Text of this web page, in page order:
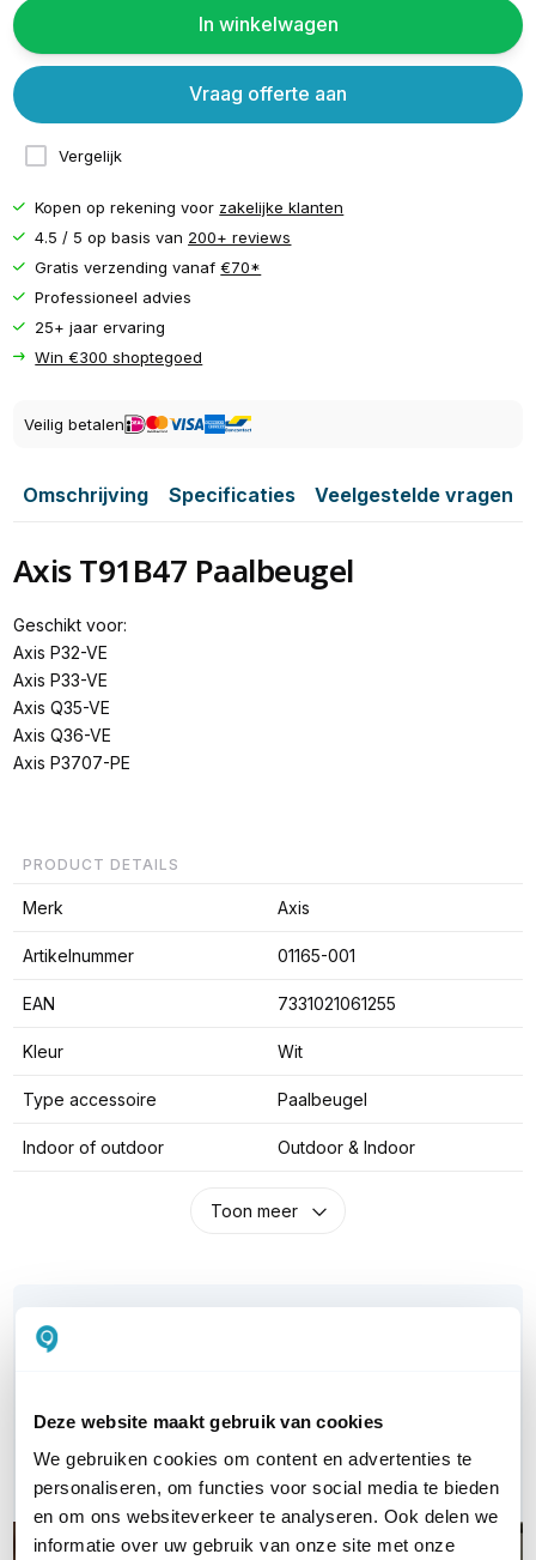
Deze website maakt gebruik van cookies
We gebruiken cookies om content en advertenties te
personaliseren, om functies voor social media te bieden
en om ons websiteverkeer te analyseren. Ook delen we
informatie over uw gebruik van onze site met onze
In winkelwagen
Vergelijk
Vraag offerte aan
Kopen op rekening voor zakelijke klanten
4.5 / 5 op basis van 200+ reviews
Gratis verzending vanaf€70*
Professioneel advies
25+ jaar ervaring
Win €300 shoptegoed
Veilig betalen
Omschrijving Specificaties Veelgestelde vragen
Axis T91B47 Paalbeugel
Geschikt voor:
Axis P32-VE
Axis P33-VE
Axis Q35-VE
Axis Q36-VE
Axis P3707-PE
PRODUCT DETAILS
Merk Axis
Artikelnummer 01165-001
EAN 7331021061255
Kleur Wit
Type accessoire Paalbeugel
Indoor of outdoor Outdoor & Indoor
Toon meer
Bel ons
E-mail